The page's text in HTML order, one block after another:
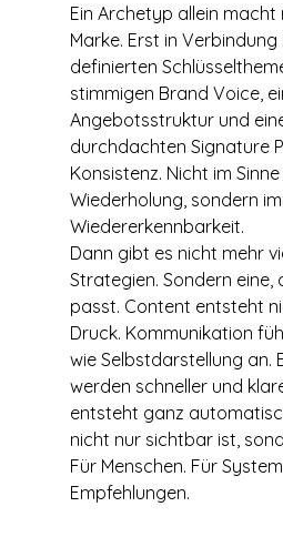
Ein Archetyp allein macht
Marke. Erst in
definierten
stimmigen Brand Voice,
Angebotsstruktur und
durchdachten Signature
Konsistenz. Nicht im
Wiederholung, sondern
Wiedererkennbarkeit.
Dann gibt es nicht mehr
Strategien. Sondern eine,
passt. Content entsteht
Druck. Kommunikation
wie Selbstdarstellung an.
werden schneller und
entsteht ganz
nicht nur sichtbar ist,
Für Menschen. Für
Empfehlungen.